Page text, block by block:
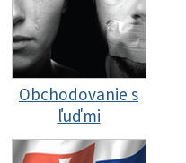
Obchodovanie s
ľuďmi